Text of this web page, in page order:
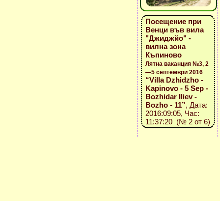
Посещение при
Венци във вила
"Джиджйо" -
вилна зона
Къпиново
Лятна ваканция №3, 2
—5 септември 2016
“Villa Dzhidzho -
Kapinovo - 5 Sep -
Bozhidar Iliev -
Bozho - 11”, Дата:
2016:09:05, Час:
11:37:20 (№ 2 от 6)